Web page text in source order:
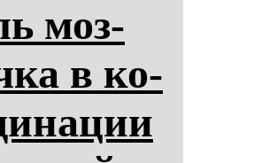
моз­
в ко­